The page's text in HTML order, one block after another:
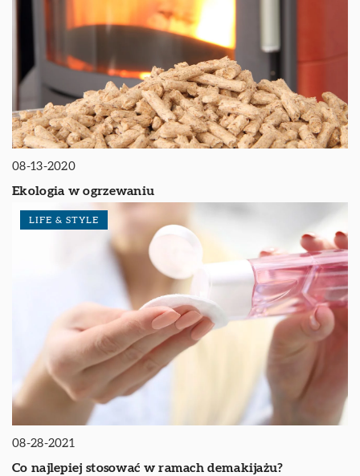
08-13-2020
Ekologia w ogrzewaniu
LIFE & STYLE
08-28-2021
Co najlepiej stosować w ramach demakijażu?